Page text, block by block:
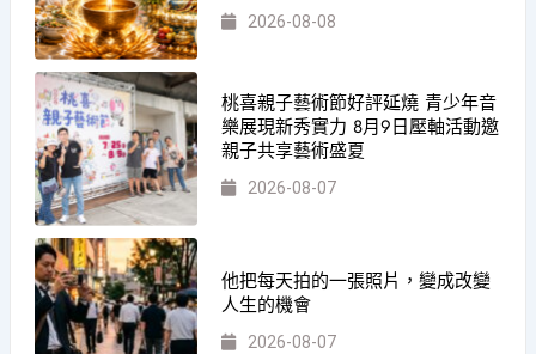
2026-08-08
桃喜親子藝術節好評延燒 青少年音
樂展現新秀實力 8月9日壓軸活動邀
親子共享藝術盛夏
2026-08-07
他把每天拍的一張照片，變成改變
人生的機會
2026-08-07